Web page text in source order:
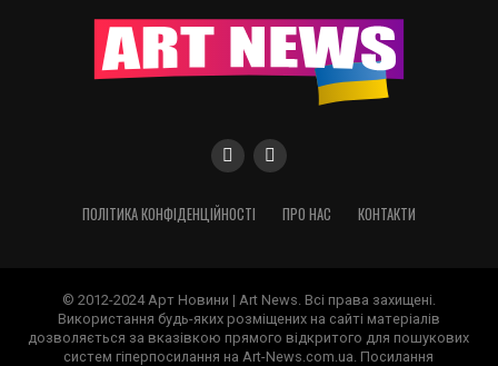
ПОЛІТИКА КОНФІДЕНЦІЙНОСТІ ПРО НАС КОНТАКТИ
© 2012-2024 Арт Новини | Art News. Всі права захищені.
Використання будь-яких розміщених на сайті матеріалів
дозволяється за вказівкою прямого відкритого для пошукових
систем гіперпосилання на Art-News.com.ua. Посилання